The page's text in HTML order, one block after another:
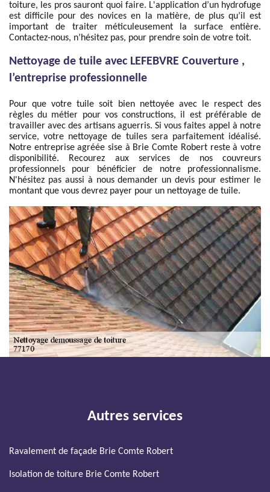
toiture, les pros sauront quoi faire. L'application d’un hydrofuge
est difficile pour des novices en la matière, de plus qu’il est
important de traiter méticuleusement la surface entière.
Contactez-nous, n’hésitez pas, pour prendre soin de votre toit.
Nettoyage de tuile avec LEFEBVRE Couverture ,
l’entreprise professionnelle
Pour que votre tuile soit bien nettoyée avec le respect des
règles du métier pour vos constructions, il est préférable de
travailler avec des artisans aguerris. Si vous faites appel à notre
service, votre nettoyage de tuiles sera parfaitement idéalisé.
Notre entreprise agréée sise à Brie Comte Robert reste à votre
disponibilité. Recourez aux services de nos couvreurs
professionnels pour bénéficier de notre professionnalisme.
N'hésitez pas aussi à nous demander un devis pour estimer le
montant que vous devrez payer pour un nettoyage de tuile.
Autres services
Ravalement de façade Brie Comte Robert
Isolation de toiture Brie Comte Robert